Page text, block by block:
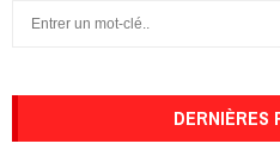
h
DERNIÈRES